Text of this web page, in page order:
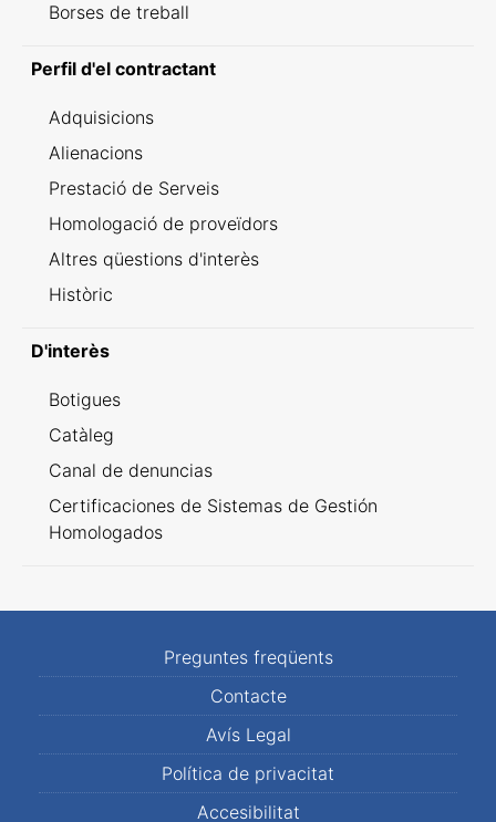
Borses de treball
Perfil d'el contractant
Adquisicions
Alienacions
Prestació de Serveis
Homologació de proveïdors
Altres qüestions d'interès
Històric
D'interès
Botigues
Catàleg
Canal de denuncias
Certificaciones de Sistemas de Gestión
Homologados
Preguntes freqüents
Contacte
Avís Legal
Política de privacitat
Accesibilitat